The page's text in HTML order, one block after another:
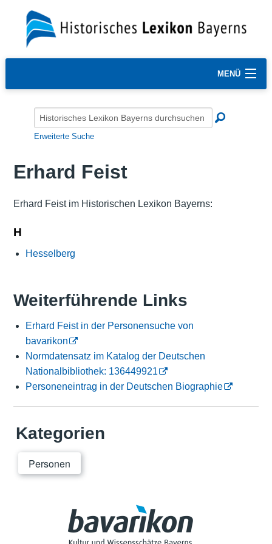
MENÜ
Erweiterte Suche
Erhard Feist
Erhard Feist im Historischen Lexikon Bayerns:
H
Hesselberg
Weiterführende Links
Erhard Feist in der Personensuche von
bavarikon
Normdatensatz im Katalog der Deutschen
Nationalbibliothek: 136449921
Personeneintrag in der Deutschen Biographie
Kategorien
Personen